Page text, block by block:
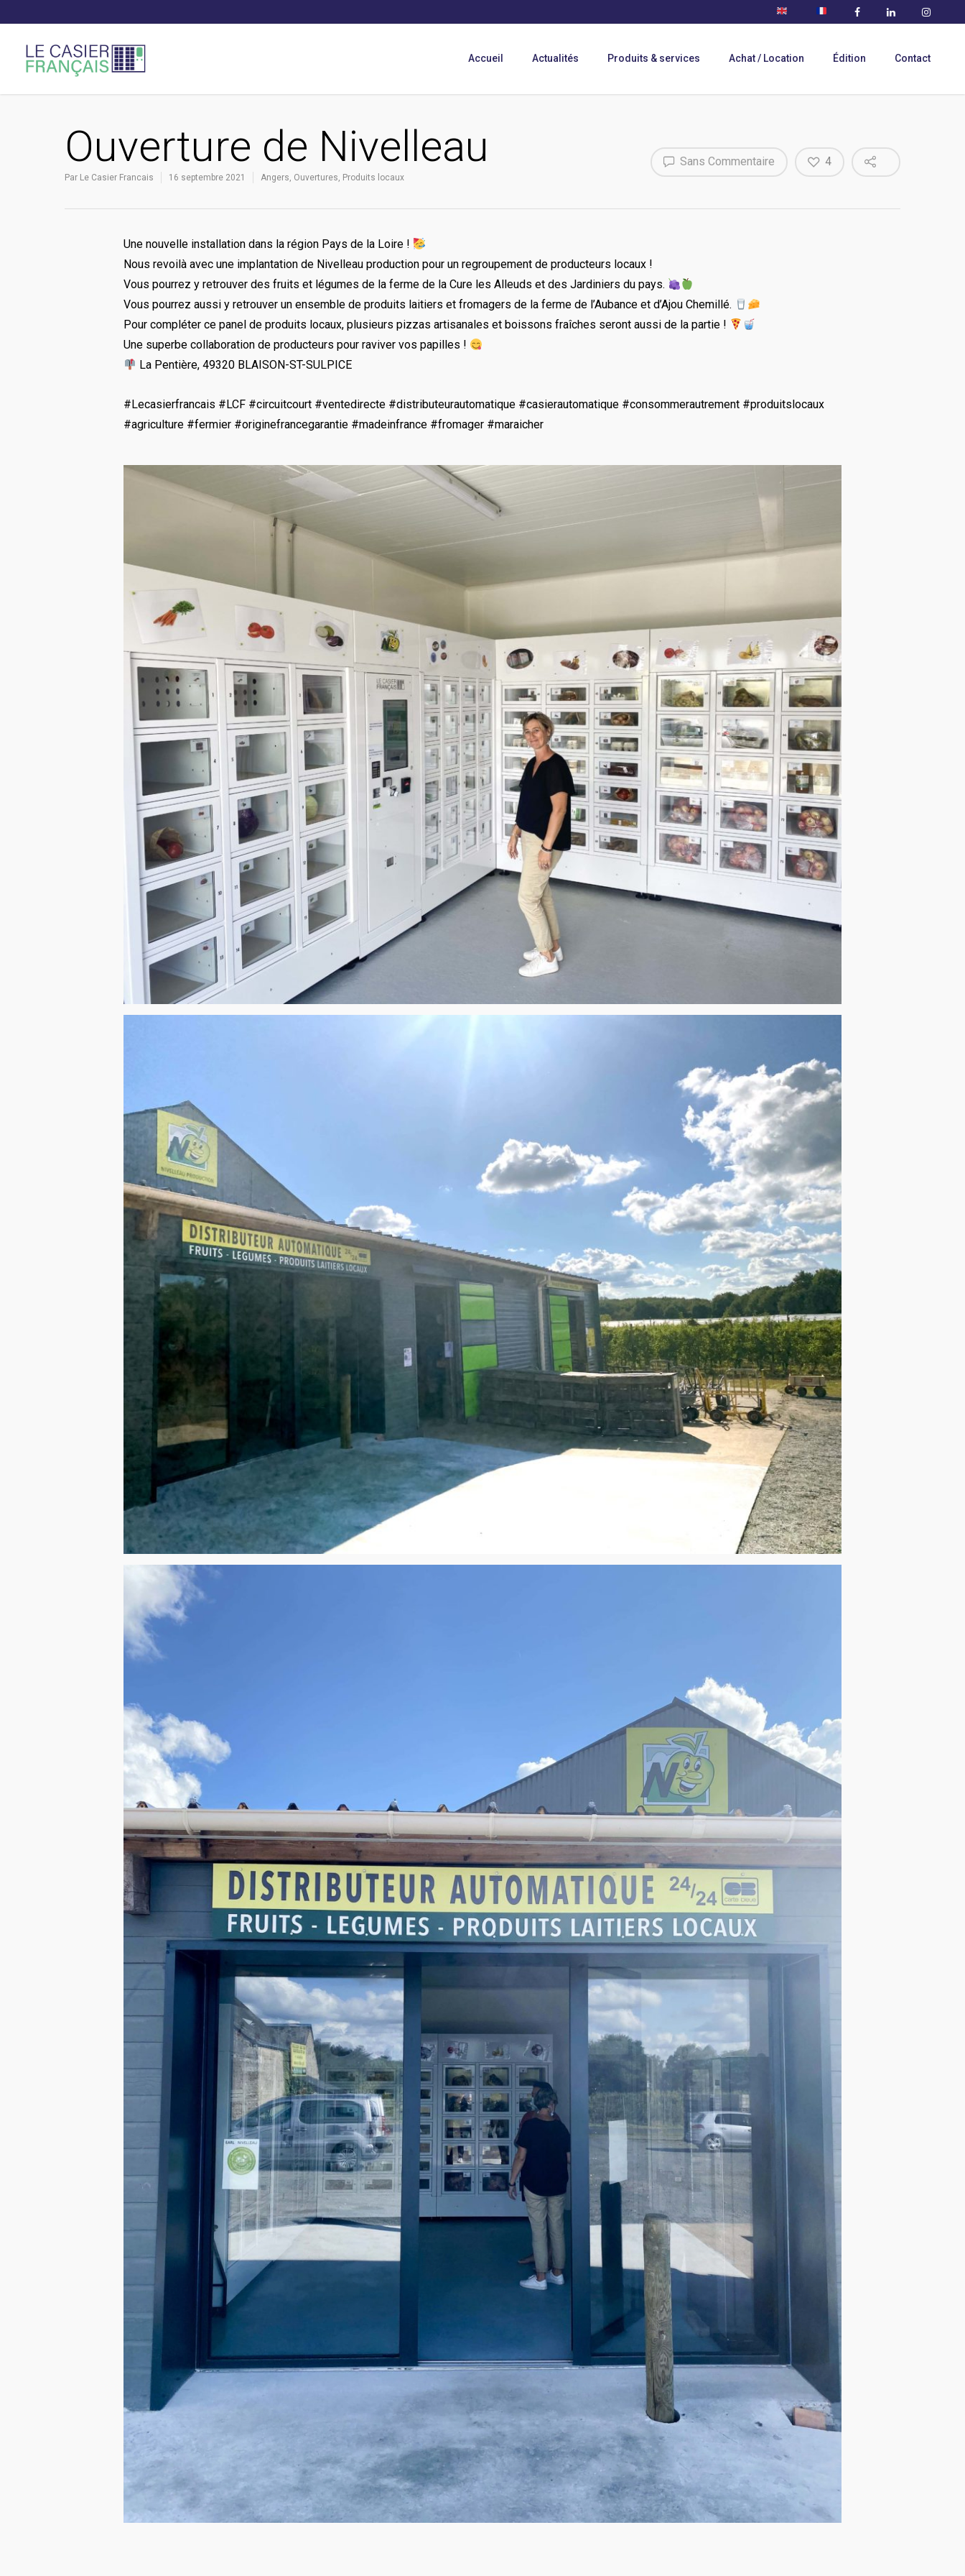
Accueil Actualités Produits & services Achat / Location Édition Contact
Ouverture de Nivelleau
Par Le Casier Francais 16 septembre 2021 Angers, Ouvertures, Produits locaux
Sans Commentaire 4
Une nouvelle installation dans la région Pays de la Loire !
Nous revoilà avec une implantation de Nivelleau production pour un regroupement de producteurs locaux !
Vous pourrez y retrouver des fruits et légumes de la ferme de la Cure les Alleuds et des Jardiniers du pays.
Vous pourrez aussi y retrouver un ensemble de produits laitiers et fromagers de la ferme de l’Aubance et d’Ajou Chemillé.
Pour compléter ce panel de produits locaux, plusieurs pizzas artisanales et boissons fraîches seront aussi de la partie !
Une superbe collaboration de producteurs pour raviver vos papilles !
La Pentière, 49320 BLAISON-ST-SULPICE
#Lecasierfrancais #LCF #circuitcourt #ventedirecte #distributeurautomatique #casierautomatique #consommerautrement #produitslocaux
#agriculture #fermier #originefrancegarantie #madeinfrance #fromager #maraicher